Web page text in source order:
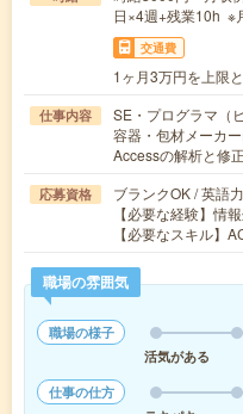
日×4週+残業10h ※
交通費
1ヶ月3万円を上限
仕事内容
SE・プログラマ（
容器・包材メーカ
Accessの解析と
応募資格
ブランクOK / 英語
【必要な経験】
【必要なスキル】
職場の雰囲気
職場の様子
活気がある
仕事の仕方